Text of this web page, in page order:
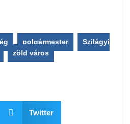
polgármester
Szilágyi
, zöld város
Twitter